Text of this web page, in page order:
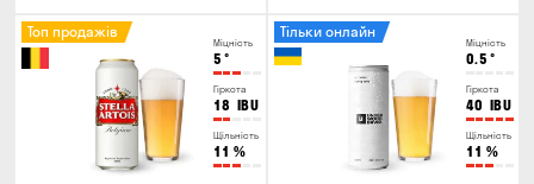
Міцність
5 °
Гіркота
18 IBU
Щільність
11 %
Топ продажів
Міцність
0.5 °
Гіркота
40 IBU
Щільність
11 %
Тільки онлайн